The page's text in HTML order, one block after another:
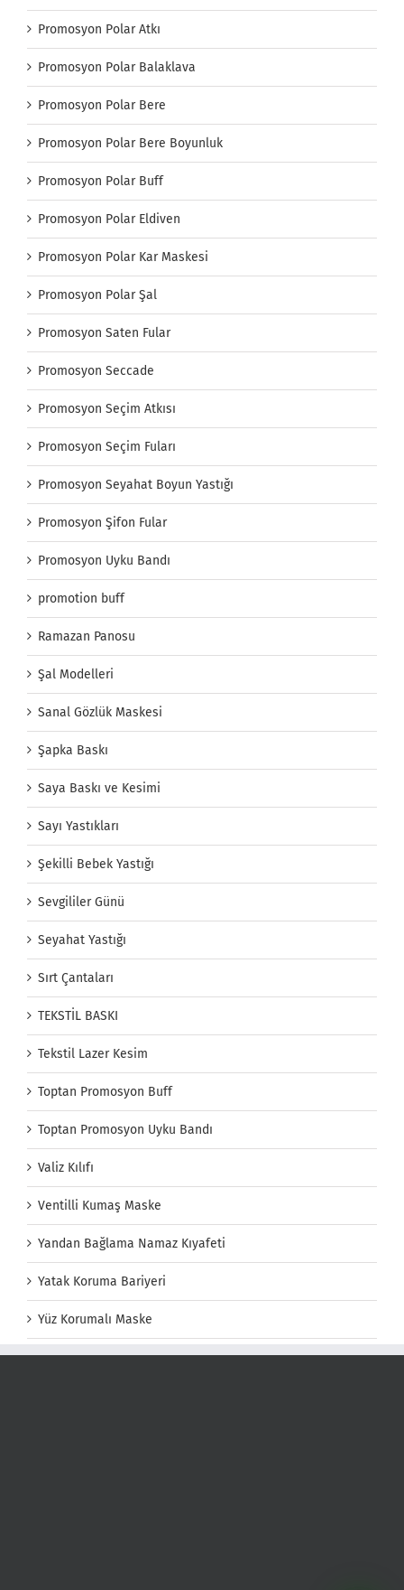
Promosyon Polar Atkı
Promosyon Polar Balaklava
Promosyon Polar Bere
Promosyon Polar Bere Boyunluk
Promosyon Polar Buff
Promosyon Polar Eldiven
Promosyon Polar Kar Maskesi
Promosyon Polar Şal
Promosyon Saten Fular
Promosyon Seccade
Promosyon Seçim Atkısı
Promosyon Seçim Fuları
Promosyon Seyahat Boyun Yastığı
Promosyon Şifon Fular
Promosyon Uyku Bandı
promotion buff
Ramazan Panosu
Şal Modelleri
Sanal Gözlük Maskesi
Şapka Baskı
Saya Baskı ve Kesimi
Sayı Yastıkları
Şekilli Bebek Yastığı
Sevgililer Günü
Seyahat Yastığı
Sırt Çantaları
TEKSTİL BASKI
Tekstil Lazer Kesim
Toptan Promosyon Buff
Toptan Promosyon Uyku Bandı
Valiz Kılıfı
Ventilli Kumaş Maske
Yandan Bağlama Namaz Kıyafeti
Yatak Koruma Bariyeri
Yüz Korumalı Maske